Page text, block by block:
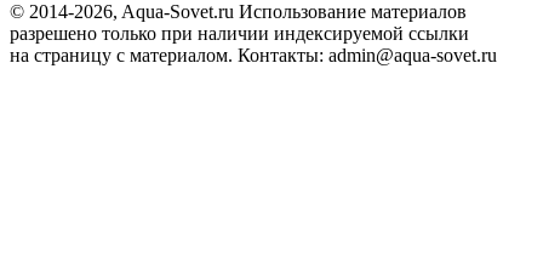
© 2014-2026, Aqua-Sovet.ru Использование материалов
разрешено только при наличии индексируемой ссылки
на страницу с материалом. Контакты: admin@aqua-sovet.ru